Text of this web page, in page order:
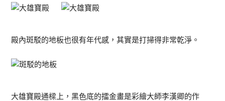
殿內斑駁的地板也很有年代感，其實是打掃得非常乾淨。
大雄寶殿通樑上，黑色底的擂金畫是彩繪大師李漢卿的作